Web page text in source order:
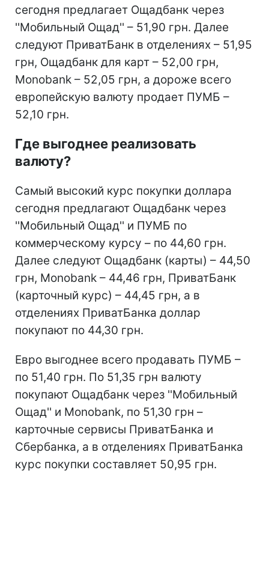
сегодня предлагает Ощадбанк через
''Мобильный Ощад'' – 51,90 грн. Далее
следуют ПриватБанк в отделениях – 51,95
грн, Ощадбанк для карт – 52,00 грн,
Monobank – 52,05 грн, а дороже всего
европейскую валюту продает ПУМБ –
52,10 грн.
Где выгоднее реализовать
валюту?
Самый высокий курс покупки доллара
сегодня предлагают Ощадбанк через
''Мобильный Ощад'' и ПУМБ по
коммерческому курсу – по 44,60 грн.
Далее следуют Ощадбанк (карты) – 44,50
грн, Monobank – 44,46 грн, ПриватБанк
(карточный курс) – 44,45 грн, а в
отделениях ПриватБанка доллар
покупают по 44,30 грн.
Евро выгоднее всего продавать ПУМБ –
по 51,40 грн. По 51,35 грн валюту
покупают Ощадбанк через ''Мобильный
Ощад'' и Monobank, по 51,30 грн –
карточные сервисы ПриватБанка и
Сбербанка, а в отделениях ПриватБанка
курс покупки составляет 50,95 грн.